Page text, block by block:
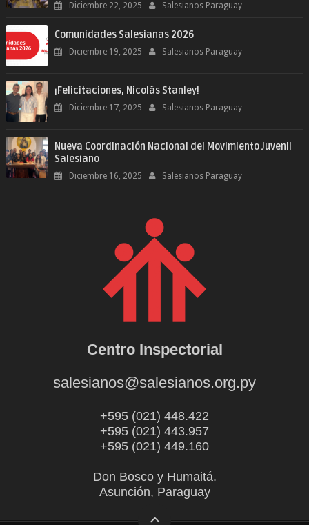
Diciembre 22, 2025 Salesianos Paraguay
Comunidades Salesianas 2026
Diciembre 19, 2025 Salesianos Paraguay
¡Felicitaciones, Nicolás Stanley!
Diciembre 17, 2025 Salesianos Paraguay
Nueva Coordinación Nacional del Movimiento Juvenil
Salesiano
Diciembre 16, 2025 Salesianos Paraguay
Centro Inspectorial
salesianos@salesianos.org.py
+595 (021) 448.422
+595 (021) 443.957
+595 (021) 449.160
Don Bosco y Humaitá.
Asunción, Paraguay